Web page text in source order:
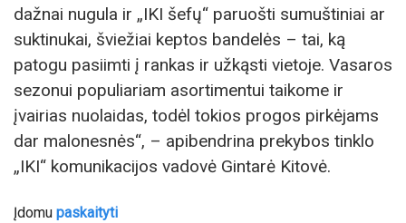
dažnai nugula ir „IKI šefų“ paruošti sumuštiniai ar
suktinukai, šviežiai keptos bandelės – tai, ką
patogu pasiimti į rankas ir užkąsti vietoje. Vasaros
sezonui populiariam asortimentui taikome ir
įvairias nuolaidas, todėl tokios progos pirkėjams
dar malonesnės“, – apibendrina prekybos tinklo
„IKI“ komunikacijos vadovė Gintarė Kitovė.
Įdomu paskaityti